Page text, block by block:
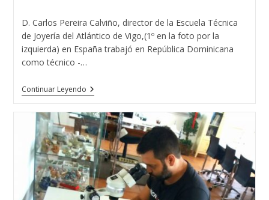
la
entrada:
D. Carlos Pereira Calviño, director de la Escuela Técnica
de Joyería del Atlántico de Vigo,(1º en la foto por la
izquierda) en España trabajó en República Dominicana
como técnico -…
Continuar LeyendoLa
Escuela
De
Joyería
Del
Atlántico
En
República
Dominicana